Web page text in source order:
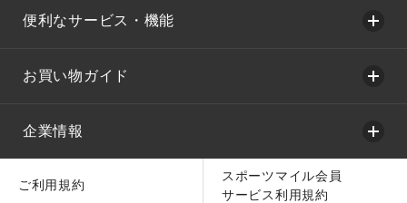
便利なサービス・機能
お買い物ガイド
企業情報
ご利用規約
スポーツマイル会員
サービス利用規約